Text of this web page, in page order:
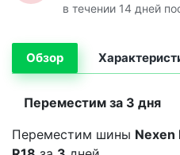
в течении 14 дней
Обзор
Переместим за 3 дня
Переместим шины Nexen